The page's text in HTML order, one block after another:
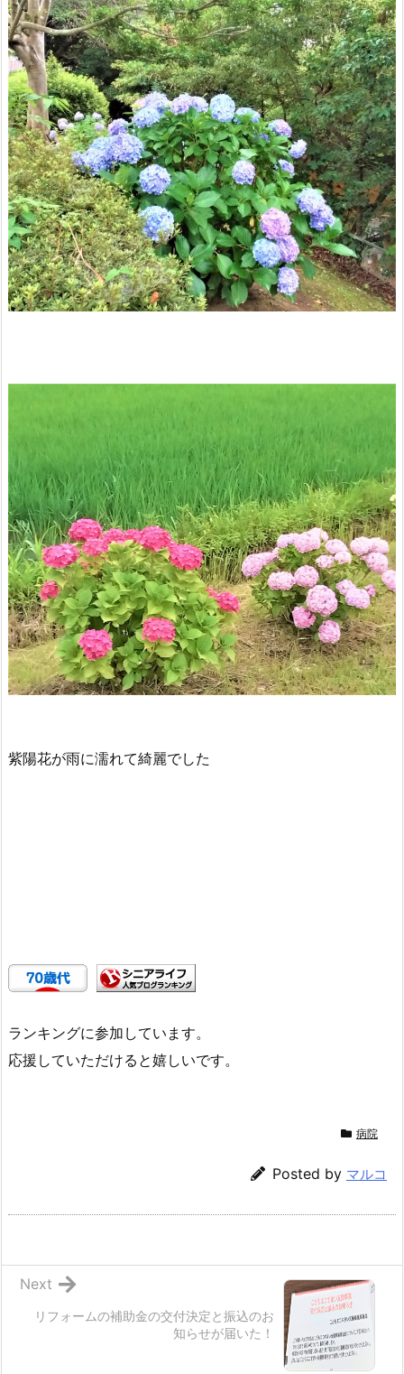
紫陽花が雨に濡れて綺麗でした
ランキングに参加しています。
応援していただけると嬉しいです。
病院
Posted by マルコ
リフォームの補助金の交付決定と振込のお
知らせが届いた！
Next